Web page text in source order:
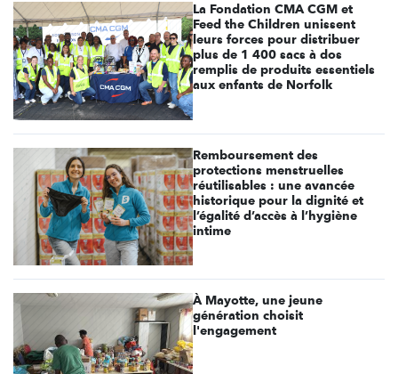
La Fondation CMA CGM et
Feed the Children unissent
leurs forces pour distribuer
plus de 1 400 sacs à dos
remplis de produits essentiels
aux enfants de Norfolk
Remboursement des
protections menstruelles
réutilisables : une avancée
historique pour la dignité et
l’égalité d’accès à l’hygiène
intime
À Mayotte, une jeune
génération choisit
l'engagement